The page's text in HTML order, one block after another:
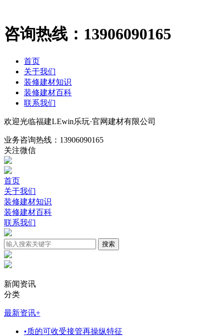
咨询热线： 13906090165
首页
关于我们
装修建材知识
装修建材百科
联系我们
欢迎光临福建LEwin乐玩·官网建材有限公司
业务咨询热线： 13906090165
关注微信
首页
关于我们
装修建材知识
装修建材百科
联系我们
新闻资讯
分类
最新资讯+
•质的可收受接管再操纵特征